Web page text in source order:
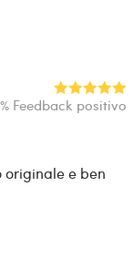
Feedback positivo
originale e ben